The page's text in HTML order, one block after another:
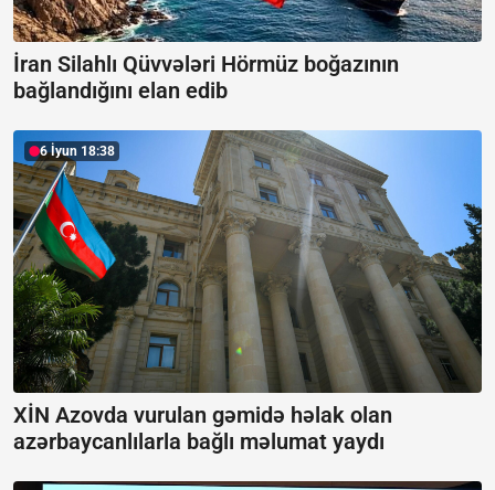
İran Silahlı Qüvvələri Hörmüz boğazının
bağlandığını elan edib
6 İyun 18:38
XİN Azovda vurulan gəmidə həlak olan
azərbaycanlılarla bağlı məlumat yaydı